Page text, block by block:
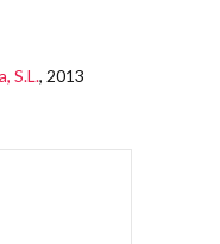
S.L., 2013